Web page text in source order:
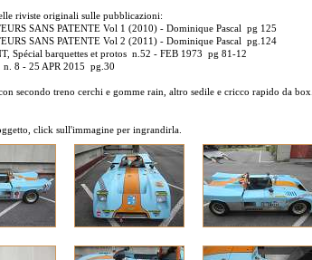
riviste originali sulle pubblicazioni:
SANS PATENTE Vol 1 (2010) - Dominique Pascal pg 125
SANS PATENTE Vol 2 (2011) - Dominique Pascal pg.124
Spécial barquettes et protos n.52 - FEB 1973 pg 81-12
8 - 25 APR 2015 pg.30
secondo treno cerchi e gomme rain, altro sedile e cricco rapido da box.
click sull'immagine per ingrandirla.